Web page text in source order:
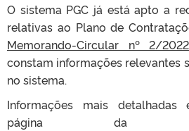
O sistema PGC já está apto a
relativas ao Plano de
Memorando-Circular nº 2/
constam informações relevantes
no sistema.
Informações mais detalhadas
página da